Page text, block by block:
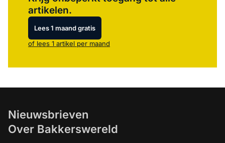
artikelen.
Lees 1 maand gratis
of lees 1 artikel per maand
Nieuwsbrieven
Over Bakkerswereld